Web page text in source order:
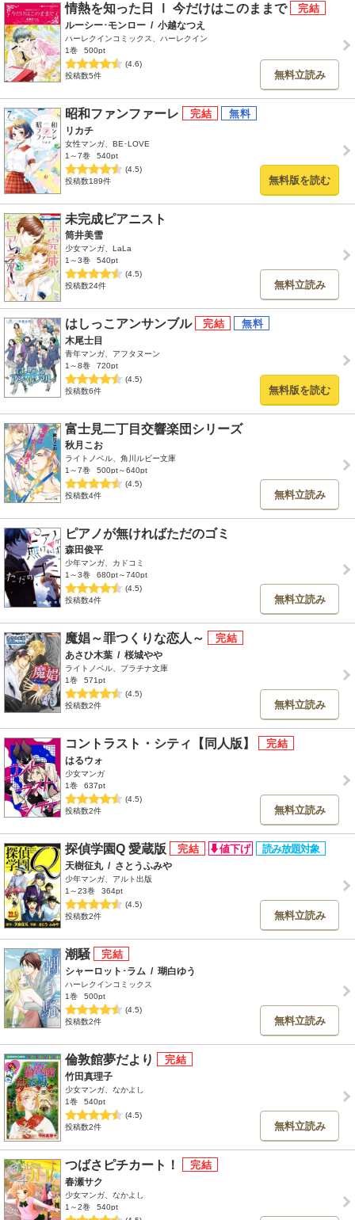
情熱を知った日 Ⅰ 今だけはこのままで
ルーシー･モンロー / 小越なつえ
ハーレクインコミックス、ハーレクイン
1巻
500pt
(4.6)
投稿数5件
無料立読み
昭和ファンファーレ
リカチ
女性マンガ、BE･LOVE
1～7巻
540pt
(4.5)
投稿数189件
無料版を読む
未完成ピアニスト
筒井美雪
少女マンガ、LaLa
1～3巻
540pt
(4.5)
投稿数24件
無料立読み
はしっこアンサンブル
木尾士目
青年マンガ、アフタヌーン
1～8巻
720pt
(4.5)
投稿数6件
無料版を読む
富士見二丁目交響楽団シリーズ
秋月こお
ライトノベル、角川ルビー文庫
1～7巻
500pt～640pt
(4.5)
投稿数4件
無料立読み
ピアノが無ければただのゴミ
森田俊平
少年マンガ、カドコミ
1～3巻
680pt～740pt
(4.5)
投稿数4件
無料立読み
魔娼～罪つくりな恋人～
あさひ木葉 / 桜城やや
ライトノベル、プラチナ文庫
1巻
571pt
(4.5)
投稿数2件
無料立読み
コントラスト・シティ【同人版】
はるウォ
少女マンガ
1巻
637pt
(4.5)
投稿数2件
無料立読み
探偵学園Q 愛蔵版
天樹征丸 / さとうふみや
少年マンガ、アルト出版
1～23巻
364pt
(4.5)
投稿数2件
無料立読み
潮騒
シャーロット･ラム / 瑚白ゆう
ハーレクインコミックス
1巻
500pt
(4.5)
投稿数2件
無料立読み
倫敦館夢だより
竹田真理子
少女マンガ、なかよし
1巻
540pt
(4.5)
投稿数2件
無料立読み
つばさピチカート！
春瀬サク
少女マンガ、なかよし
1～2巻
540pt